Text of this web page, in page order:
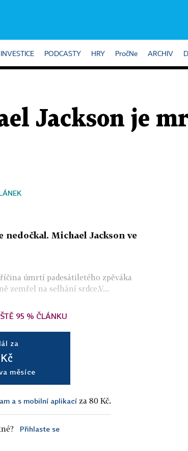
INVESTICE PODCASTY HRY PročNe ARCHIV
Jackson je
nedočkal. Michael Jackson ve
úmrtí padesátiletého zpěváka
zemřel na selhání srdce.V...
95 % ČLÁNKU
za
měsíce
a s mobilní aplikací za 80 Kč.
Přihlaste se